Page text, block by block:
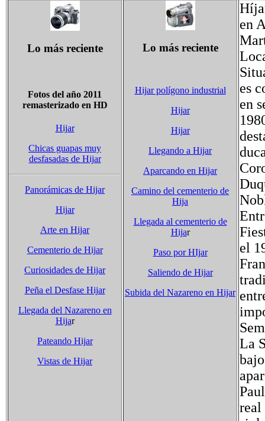
Lo más reciente
Fotos del año 2011
remasterizado en HD
Hijar
Chicas guapas muy
desfasadas de Hijar
Panorámicas de Hijar
Hijar
Arte en Hijar
Cementerio de Hijar
Curiosidades de Hijar
Peña el Desfase Hijar
Llegada del Nazareno en
Hijar
Pateando Hijar
Vistas de Hijar
Lo más reciente
Hijar polígono industrial
Hijar
Hijar
Llegando a Hijar
Aparcando en Hijar
Camino del cementerio de
Hija
Llegada al cementerio de
Hijar
Paso por HIjar
Saliendo de Hijar
Subida del Nazareno en Hijar
en
es
en
el
La
real